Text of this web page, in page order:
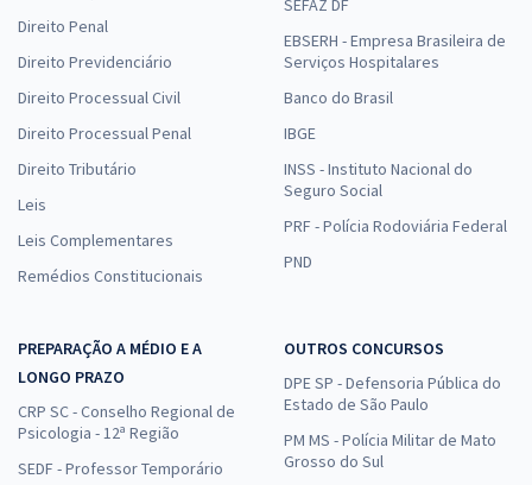
Direito Penal
Direito Previdenciário
Direito Processual Civil
Direito Processual Penal
Direito Tributário
Leis
Leis Complementares
Remédios Constitucionais
SEFAZ DF
EBSERH - Empresa Brasileira de
Serviços Hospitalares
Banco do Brasil
IBGE
INSS - Instituto Nacional do
Seguro Social
PRF - Polícia Rodoviária Federal
PND
PREPARAÇÃO A MÉDIO E A
LONGO PRAZO
CRP SC - Conselho Regional de
Psicologia - 12ª Região
SEDF - Professor Temporário
OUTROS CONCURSOS
DPE SP - Defensoria Pública do
Estado de São Paulo
PM MS - Polícia Militar de Mato
Grosso do Sul